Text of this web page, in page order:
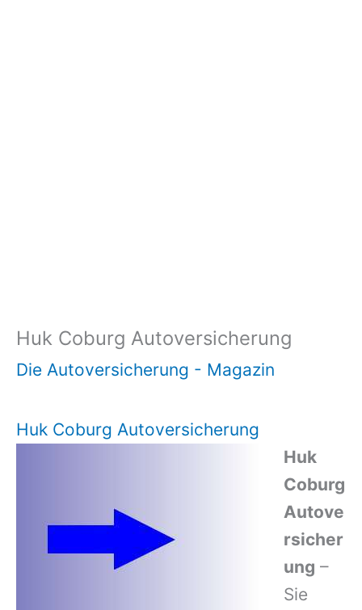
Huk Coburg Autoversicherung
Die Autoversicherung - Magazin
Huk Coburg Autoversicherung
Huk
Coburg
Autove
rsicher
ung –
Sie